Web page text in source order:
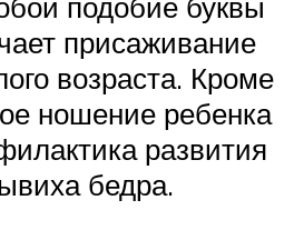
подобие буквы
присаживание
возраста. Кроме
ношение ребенка
развития
бедра.